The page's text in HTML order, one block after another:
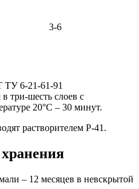
3-6
6-21-61-91
три-шесть слоев с
20°С – 30 минут.
растворителем Р-41.
– 12 месяцев в невскрытой